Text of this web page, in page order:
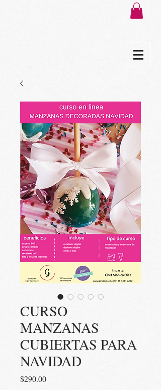
CURSO
MANZANAS
CUBIERTAS PARA
NAVIDAD
$290.00Precio